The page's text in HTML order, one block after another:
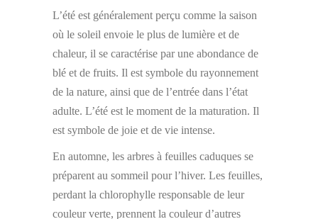
L’été est généralement perçu comme la saison
où le soleil envoie le plus de lumière et de
chaleur, il se caractérise par une abondance de
blé et de fruits. Il est symbole du rayonnement
de la nature, ainsi que de l’entrée dans l’état
adulte. L’été est le moment de la maturation. Il
est symbole de joie et de vie intense.
En automne, les arbres à feuilles caduques se
préparent au sommeil pour l’hiver. Les feuilles,
perdant la chlorophylle responsable de leur
couleur verte, prennent la couleur d’autres